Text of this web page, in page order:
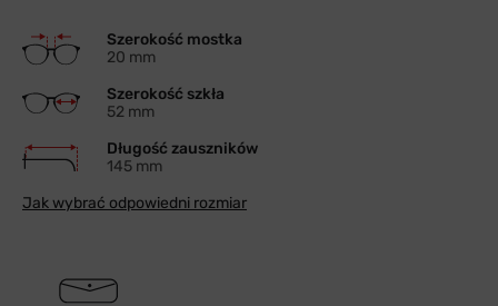
Szerokość mostka
20 mm
Szerokość szkła
52 mm
Długość zauszników
145 mm
Jak wybrać odpowiedni rozmiar